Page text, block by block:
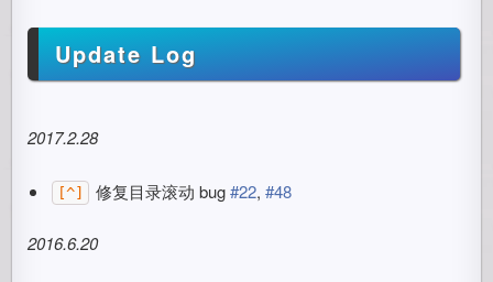
Update Log
2017.2.28
[^] 修复目录滚动 bug#22,#48
2016.6.20